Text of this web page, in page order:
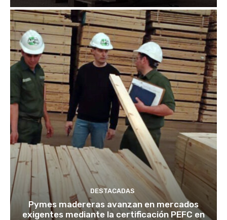
DESTACADAS
Pymes madereras avanzan en mercados
exigentes mediante la certificación PEFC en